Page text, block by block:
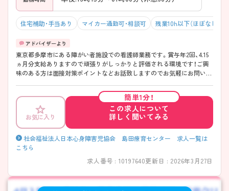
住宅補助・手当あり マイカー通勤可・相談可 残業10h以下（ほぼなし）
東京都多摩市にある障がい者施設での看護師業務です。賞与年2回、4.15
ヵ月分支給ありますので頑張りがしっかりと評価される環境です！ご興
味のある方は面接対策ポイントなどお話致しますのでお気軽にお問い合
お気に入り
簡単1分！
この求人について
詳しく聞いてみる
社会福祉法人日本心身障害児協会 島田療育センター 求人一覧は
こちら
求人番号 : 10197640更新日 : 2026年3月27日